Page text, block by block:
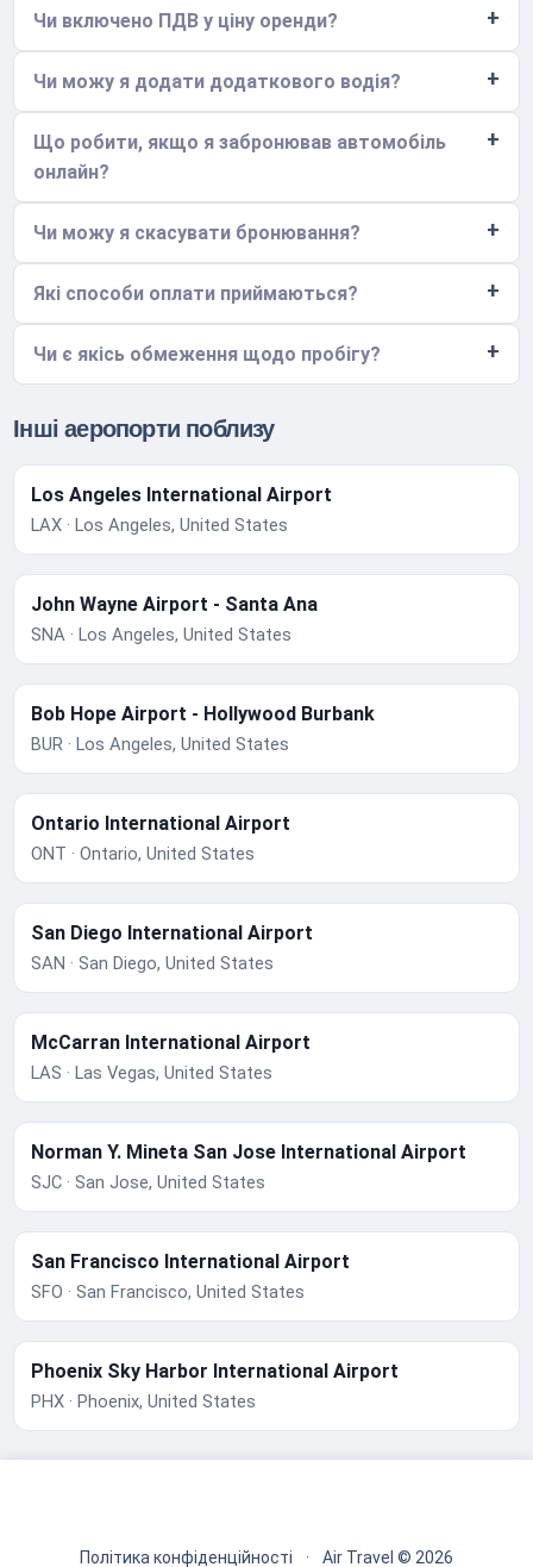
Чи включено ПДВ у ціну оренди?
Чи можу я додати додаткового водія?
Що робити, якщо я забронював автомобіль
онлайн?
Чи можу я скасувати бронювання?
Які способи оплати приймаються?
Чи є якісь обмеження щодо пробігу?
Інші аеропорти поблизу
Los Angeles International Airport
LAX · Los Angeles, United States
John Wayne Airport - Santa Ana
SNA · Los Angeles, United States
Bob Hope Airport - Hollywood Burbank
BUR · Los Angeles, United States
Ontario International Airport
ONT · Ontario, United States
San Diego International Airport
SAN · San Diego, United States
McCarran International Airport
LAS · Las Vegas, United States
Norman Y. Mineta San Jose International Airport
SJC · San Jose, United States
San Francisco International Airport
SFO · San Francisco, United States
Phoenix Sky Harbor International Airport
PHX · Phoenix, United States
Політика конфіденційності · Air Travel © 2026